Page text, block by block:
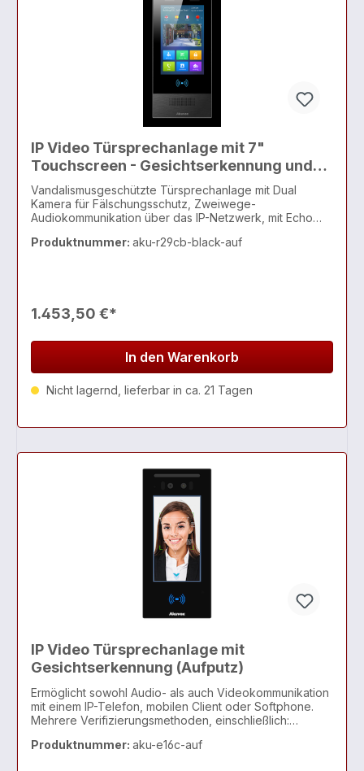
IP Video Türsprechanlage mit 7"
Touchscreen - Gesichtserkennung und
Temperaturmessung (Aufputz) - Schwarz
Vandalismusgeschützte Türsprechanlage mit Dual
Kamera für Fälschungsschutz, Zweiwege-
Audiokommunikation über das IP-Netzwerk, mit Echo
einfach
Produktnummer: aku-r29cb-black-auf
1.453,50 €*
In den Warenkorb
Nicht lagernd, lieferbar in ca. 21 Tagen
IP Video Türsprechanlage mit
Gesichtserkennung (Aufputz)
Ermöglicht sowohl Audio- als auch Videokommunikation
mit einem IP-Telefon, mobilen Client oder Softphone.
Mehrere Verifizierungsmethoden, einschließlich:
Produktnummer: aku-e16c-auf